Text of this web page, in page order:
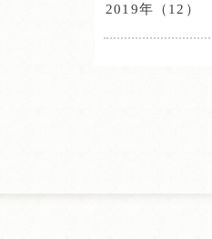
2019年（12）